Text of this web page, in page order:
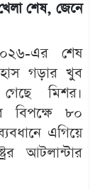
শেষ, জেনে
এর শেষ
গড়ার খুব
মিশর।
বিপক্ষে ৮০
এগিয়ে
আটলান্টার